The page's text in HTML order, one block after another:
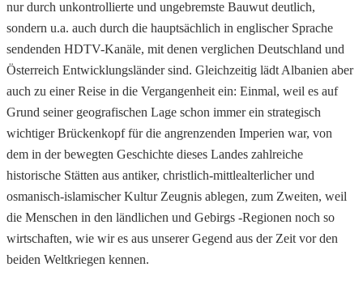
nur durch unkontrollierte und ungebremste Bauwut deutlich,
sondern u.a. auch durch die hauptsächlich in englischer Sprache
sendenden HDTV-Kanäle, mit denen verglichen Deutschland und
Österreich Entwicklungsländer sind. Gleichzeitig lädt Albanien aber
auch zu einer Reise in die Vergangenheit ein: Einmal, weil es auf
Grund seiner geografischen Lage schon immer ein strategisch
wichtiger Brückenkopf für die angrenzenden Imperien war, von
dem in der bewegten Geschichte dieses Landes zahlreiche
historische Stätten aus antiker, christlich-mittlealterlicher und
osmanisch-islamischer Kultur Zeugnis ablegen, zum Zweiten, weil
die Menschen in den ländlichen und Gebirgs -Regionen noch so
wirtschaften, wie wir es aus unserer Gegend aus der Zeit vor den
beiden Weltkriegen kennen.